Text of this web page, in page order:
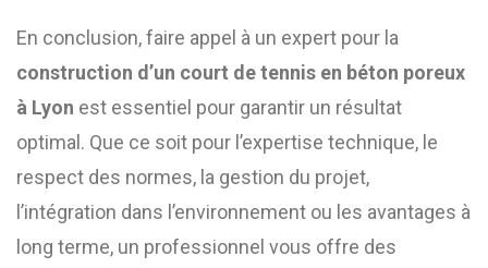
En conclusion, faire appel à un expert pour la
construction d’un court de tennis en béton poreux
à Lyon est essentiel pour garantir un résultat
optimal. Que ce soit pour l’expertise technique, le
respect des normes, la gestion du projet,
l’intégration dans l’environnement ou les avantages à
long terme, un professionnel vous offre des